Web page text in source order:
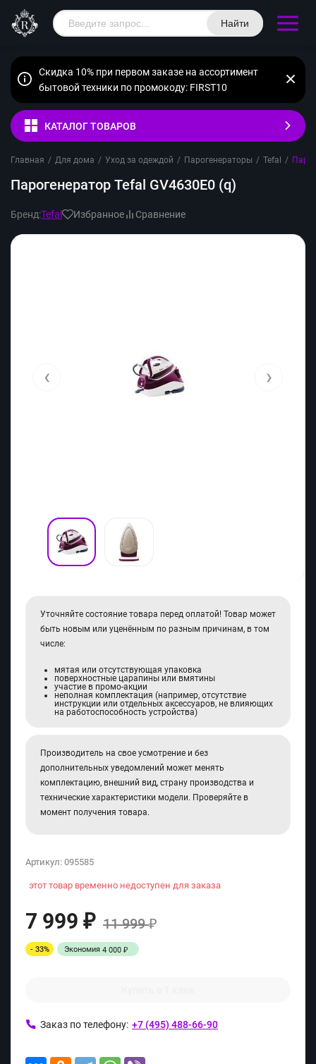
Найти
Скидка 10% при первом заказе на ассортимент
бытовой техники по промокоду: FIRST10
КАТАЛОГ ТОВАРОВ
Главная / Для дома / Уход за одеждой / Парогенераторы / Tefal /
Парогенератор Tefal GV4630E0 (q)
Бренд:Tefal Избранное Сравнение
‹ ›
Уточняйте состояние товара перед оплатой! Товар может
быть новым или уценённым по разным причинам, в том
числе:
мятая или отсутствующая упаковка
поверхностные царапины или вмятины
участие в промо-акции
неполная комплектация (например, отсутствие
инструкции или отдельных аксессуаров, не влияющих
на работоспособность устройства)
Производитель на свое усмотрение и без
дополнительных уведомлений может менять
комплектацию, внешний вид, страну производства и
технические характеристики модели. Проверяйте в
момент получения товара.
Артикул: 095585
этот товар временно недоступен для заказа
7 999 ₽ 11 999₽
- 33% Экономия 4 000 ₽
Заказ по телефону: +7 (495) 488-66-90